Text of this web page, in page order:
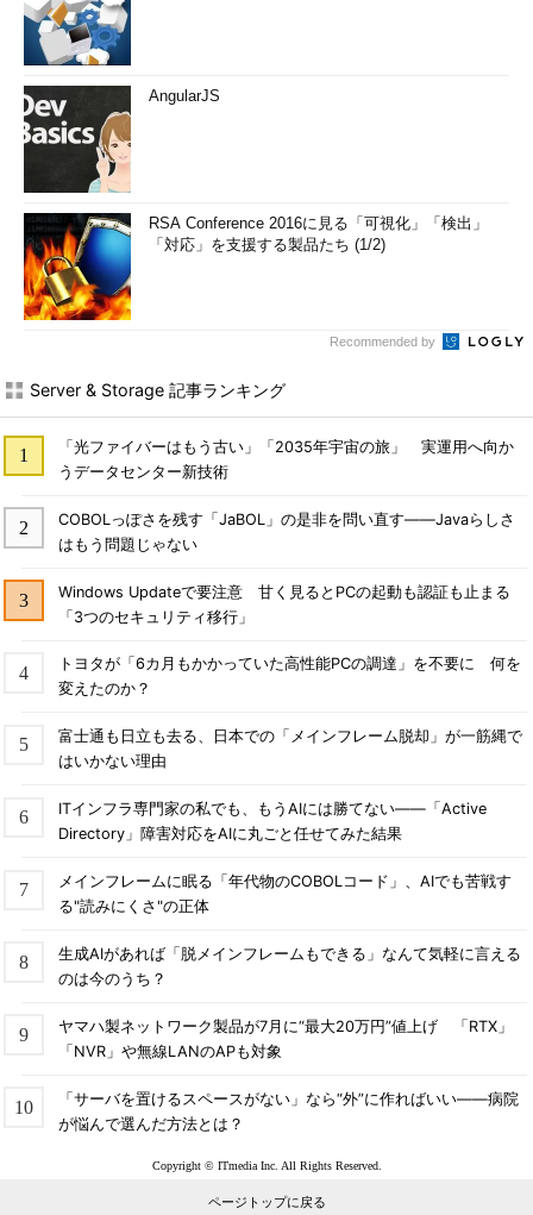
AngularJS
RSA Conference 2016に見る「可視化」「検出」
「対応」を支援する製品たち (1/2)
Recommended by
Server & Storage 記事ランキング
「光ファイバーはもう古い」「2035年宇宙の旅」 実運用へ向か
うデータセンター新技術
COBOLっぽさを残す「JaBOL」の是非を問い直す――Javaらしさ
はもう問題じゃない
Windows Updateで要注意 甘く見るとPCの起動も認証も止まる
「3つのセキュリティ移行」
トヨタが「6カ月もかかっていた高性能PCの調達」を不要に 何を
変えたのか？
富士通も日立も去る、日本での「メインフレーム脱却」が一筋縄で
はいかない理由
ITインフラ専門家の私でも、もうAIには勝てない――「Active
Directory」障害対応をAIに丸ごと任せてみた結果
メインフレームに眠る「年代物のCOBOLコード」、AIでも苦戦す
る"読みにくさ"の正体
生成AIがあれば「脱メインフレームもできる」なんて気軽に言える
のは今のうち？
ヤマハ製ネットワーク製品が7月に“最大20万円”値上げ 「RTX」
「NVR」や無線LANのAPも対象
「サーバを置けるスペースがない」なら“外”に作ればいい――病院
が悩んで選んだ方法とは？
Copyright © ITmedia Inc. All Rights Reserved.
ページトップに戻る